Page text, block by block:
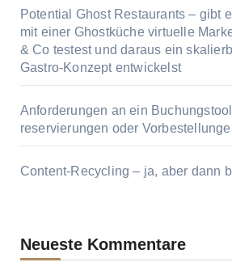
Potential Ghost Restaurants – gibt
mit einer Ghostküche virtuelle
& Co testest und daraus ein
Gastro‑Konzept entwickelst
Anforderungen an ein
reservierungen oder
Content‑Recycling – ja, aber dann
Neueste Kommentare